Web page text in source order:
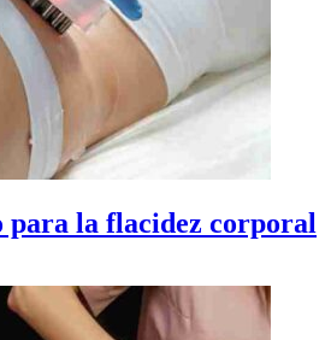
para la flacidez corporal